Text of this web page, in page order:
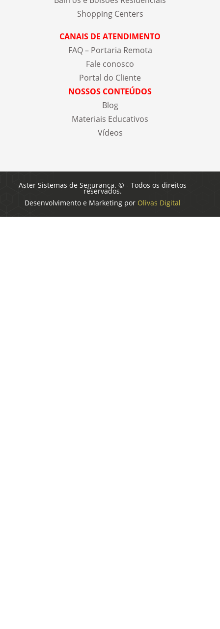
Shopping Centers
CANAIS DE ATENDIMENTO
FAQ – Portaria Remota
Fale conosco
Portal do Cliente
NOSSOS CONTEÚDOS
Blog
Materiais Educativos
Vídeos
Aster Sistemas de Segurança. © - Todos os direitos
reservados.
Desenvolvimento e Marketing por Olivas Digital